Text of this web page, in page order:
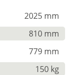
2025 mm
810 mm
779 mm
150 kg